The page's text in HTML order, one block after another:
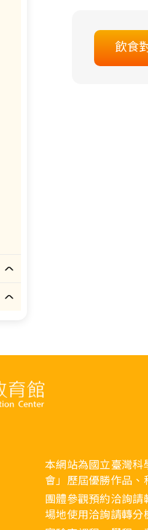
飲食
本網站為國立臺灣
會」歷屆優勝作品、
團體參觀預約洽詢
場地使用洽詢請轉分